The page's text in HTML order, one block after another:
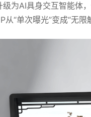
为AI具身交互智能
从“单次曝光”变成“无